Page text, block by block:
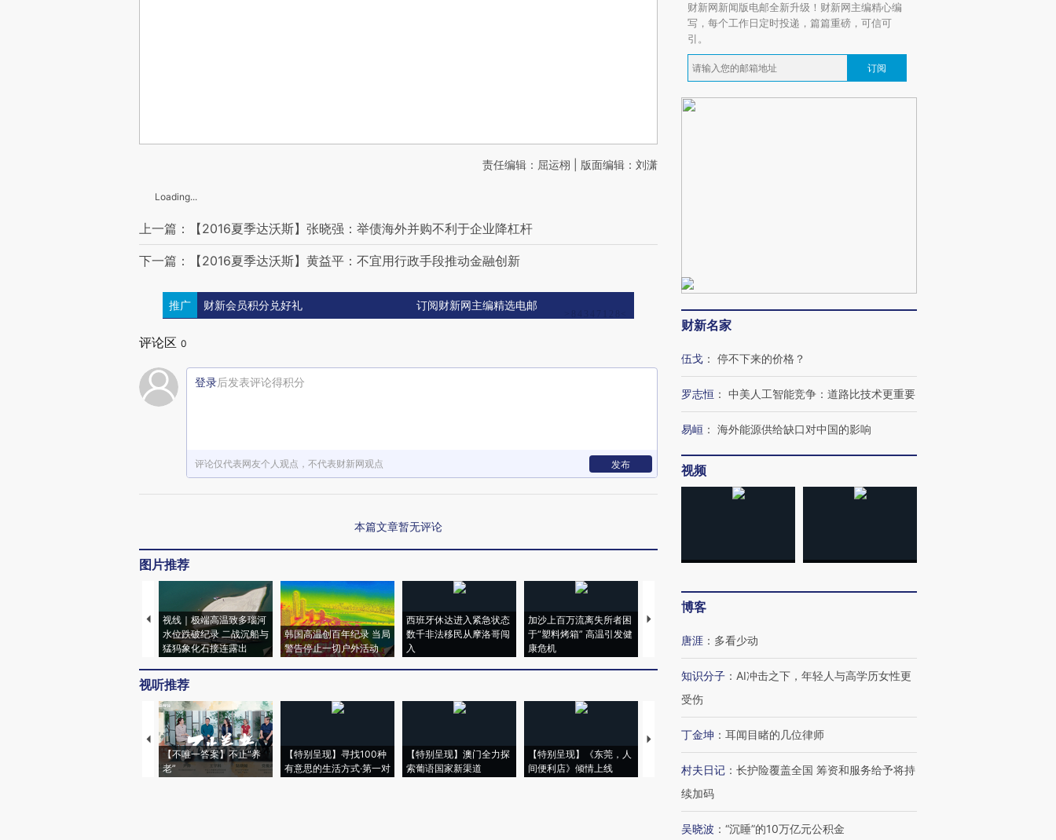
责任编辑：屈运栩 | 版面编辑：刘潇
Loading...
上一篇：【2016夏季达沃斯】张晓强：举债海外并购不利于企业降杠杆
下一篇：【2016夏季达沃斯】黄益平：不宜用行政手段推动金融创新
推广 财新会员积分兑好礼 订阅财新网主编精选电邮
评论区 0
登录后发表评论得积分
评论仅代表网友个人观点，不代表财新网观点 发布
本篇文章暂无评论
图片推荐
视线｜极端高温致多瑙河
水位跌破纪录 二战沉船与
猛犸象化石接连露出
韩国高温创百年纪录 当局
警告停止一切户外活动
西班牙休达进入紧急状态
数千非法移民从摩洛哥闯
入
加沙上百万流离失所者困
于“塑料烤箱” 高温引发健
康危机
马航飞行员跨国走私7万
粒摇头丸 尿检体内含3种
视听推荐
【不唯一答案】不止“养
老”
【特别呈现】寻找100种
有意思的生活方式·第一对
【特别呈现】澳门全力探
索葡语国家新渠道
【特别呈现】《东莞，人
间便利店》倾情上线
【推广】走进第四届链博
会，让数智科技“链”接产
【特别呈现】寻找100种
有意思的生活方式·第三对
CFO：不靠规模取胜，华
住三大增长引擎是什么？
财新网新闻版电邮全新升级！财新网主编精心编
写，每个工作日定时投递，篇篇重磅，可信可
引。
订阅
财新名家
伍戈 ： 停不下来的价格？
罗志恒 ： 中美人工智能竞争：道路比技术更重要
易峘 ： 海外能源供给缺口对中国的影响
视频
博客
唐涯 ： 多看少动
知识分子 ： AI冲击之下，年轻人与高学历女性更
受伤
丁金坤 ： 耳闻目睹的几位律师
村夫日记 ： 长护险覆盖全国 筹资和服务给予将持
续加码
吴晓波 ： “沉睡”的10万亿元公积金